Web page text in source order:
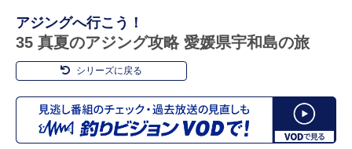
アジングへ行こう！
35 真夏のアジング攻略 愛媛県宇和島の旅
シリーズに戻る